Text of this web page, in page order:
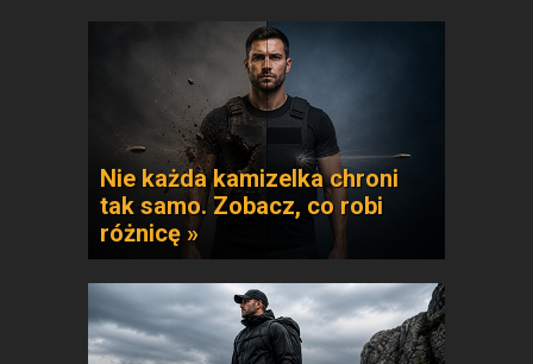
Nie każda kamizelka chroni
tak samo. Zobacz, co robi
różnicę »